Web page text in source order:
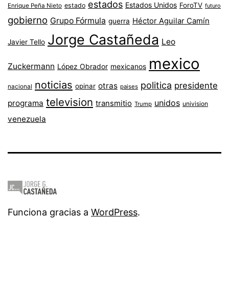
Enrique Peña Nieto estado estados Estados Unidos ForoTV futuro
gobierno Grupo Fórmula guerra Héctor Aguilar Camín
Javier Tello Jorge Castañeda Leo
Zuckermann López Obrador mexicanos mexico
nacional noticias opinar otras paises politica presidente
programa television transmitio Trump unidos univision
venezuela
Funciona gracias a WordPress.